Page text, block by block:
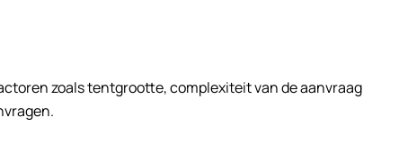
zoals tentgrootte, complexiteit van de aanvraag